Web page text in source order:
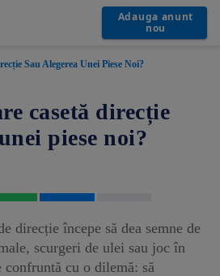
Adauga anunt
nou
Sau Alegerea Unei Piese Noi?
casetă direcție
piese noi?
direcție începe să dea semne de
scurgeri de ulei sau joc în
cu o dilemă: să